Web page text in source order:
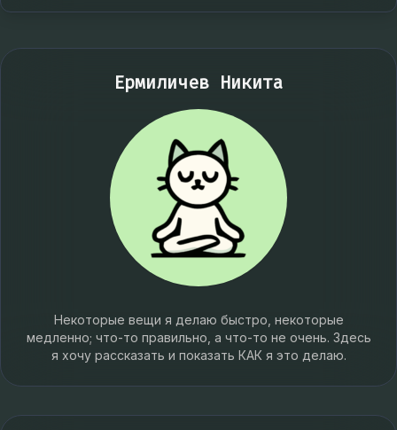
Ермиличев Никита
Некоторые вещи я делаю быстро, некоторые
медленно; что-то правильно, а что-то не очень. Здесь
я хочу рассказать и показать КАК я это делаю.